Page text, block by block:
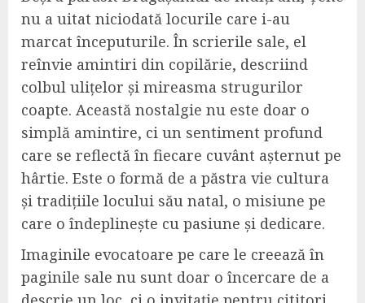
nu a uitat niciodată locurile care i-au
marcat începuturile. În scrierile sale, el
reînvie amintiri din copilărie, descriind
colbul ulițelor și mireasma strugurilor
coapte. Această nostalgie nu este doar o
simplă amintire, ci un sentiment profund
care se reflectă în fiecare cuvânt așternut pe
hârtie. Este o formă de a păstra vie cultura
și tradițiile locului său natal, o misiune pe
care o îndeplinește cu pasiune și dedicare.
Imaginile evocatoare pe care le creează în
paginile sale nu sunt doar o încercare de a